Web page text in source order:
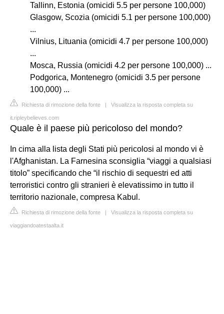
Tallinn, Estonia (omicidi 5.5 per persone 100,000)
Glasgow, Scozia (omicidi 5.1 per persone 100,000)
...
Vilnius, Lituania (omicidi 4.7 per persone 100,000)
...
Mosca, Russia (omicidi 4.2 per persone 100,000) ...
Podgorica, Montenegro (omicidi 3.5 per persone
100,000) ...
Richiesta di rimozione della fonte | Visualizza la risposta completa su
it.ripleybelieves.com
Quale è il paese più pericoloso del mondo?
In cima alla lista degli Stati più pericolosi al mondo vi è
l'Afghanistan. La Farnesina sconsiglia “viaggi a qualsiasi
titolo” specificando che “il rischio di sequestri ed atti
terroristici contro gli stranieri è elevatissimo in tutto il
territorio nazionale, compresa Kabul.
Richiesta di rimozione della fonte | Visualizza la risposta completa su
viaggiandoatestaalta.it